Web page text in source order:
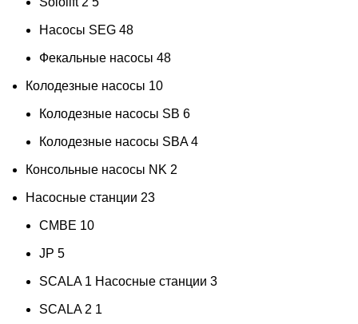
Насосы SEG 48
Фекальные насосы 48
Колодезные насосы 10
Колодезные насосы SB 6
Колодезные насосы SBA 4
Консольные насосы NK 2
Насосные станции 23
CMBE 10
JP 5
SCALA 1 Насосные станции 3
SCALA 2 1